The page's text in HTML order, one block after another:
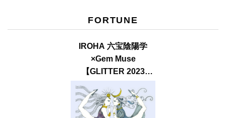
FORTUNE
IROHA 六宝陰陽学
×Gem Muse
【GLITTER 2023
SUMMER issue】